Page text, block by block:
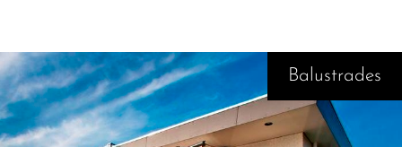
Balustrades